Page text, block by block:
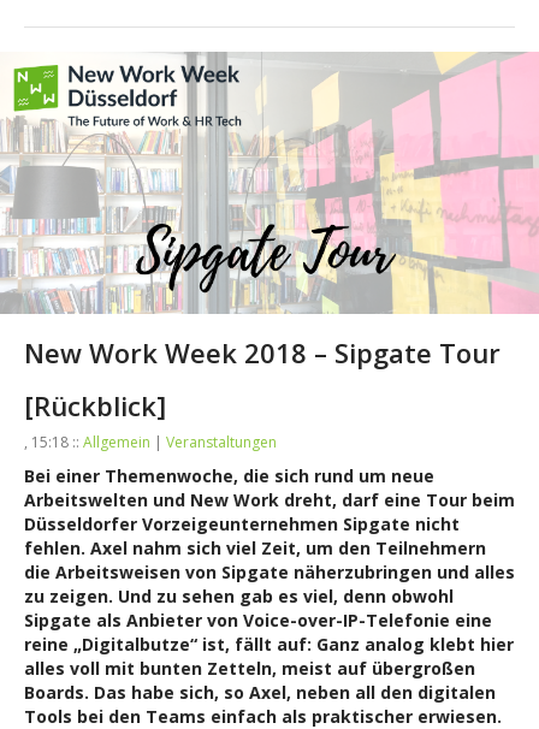
New Work Week 2018 – Sipgate Tour
[Rückblick]
, 15:18 :: Allgemein | Veranstaltungen
Bei einer Themenwoche, die sich rund um neue
Arbeitswelten und New Work dreht, darf eine Tour beim
Düsseldorfer Vorzeigeunternehmen Sipgate nicht
fehlen. Axel nahm sich viel Zeit, um den Teilnehmern
die Arbeitsweisen von Sipgate näherzubringen und alles
zu zeigen. Und zu sehen gab es viel, denn obwohl
Sipgate als Anbieter von Voice-over-IP-Telefonie eine
reine „Digitalbutze“ ist, fällt auf: Ganz analog klebt hier
alles voll mit bunten Zetteln, meist auf übergroßen
Boards. Das habe sich, so Axel, neben all den digitalen
Tools bei den Teams einfach als praktischer erwiesen.